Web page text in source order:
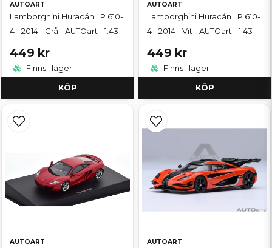
AUTOART
Lamborghini Huracán LP 610-
4 - 2014 - Grå - AUTOart - 1:43
449 kr
Finns i lager
KÖP
AUTOART
Lamborghini Huracán LP 610-
4 - 2014 - Vit - AUTOart - 1:43
449 kr
Finns i lager
KÖP
AUTOART AUTOART